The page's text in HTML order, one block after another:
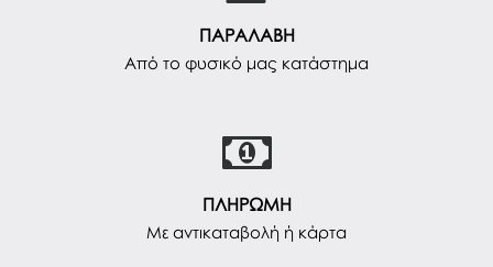
ΠΑΡΑΛΑΒΗ
Από το φυσικό μας κατάστημα
ΠΛΗΡΩΜΗ
Με αντικαταβολή ή κάρτα